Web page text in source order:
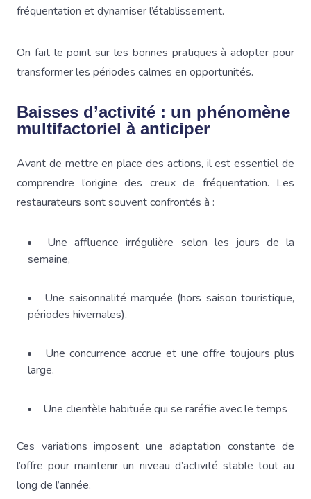
fréquentation et dynamiser l’établissement.
On fait le point sur les bonnes pratiques à adopter pour
transformer les périodes calmes en opportunités.
Baisses d’activité : un phénomène
multifactoriel à anticiper
Avant de mettre en place des actions, il est essentiel de
comprendre l’origine des creux de fréquentation. Les
restaurateurs sont souvent confrontés à :
Une affluence irrégulière selon les jours de la
semaine,
Une saisonnalité marquée (hors saison touristique,
périodes hivernales),
Une concurrence accrue et une offre toujours plus
large.
Une clientèle habituée qui se raréfie avec le temps
Ces variations imposent une adaptation constante de
l’offre pour maintenir un niveau d’activité stable tout au
long de l’année.